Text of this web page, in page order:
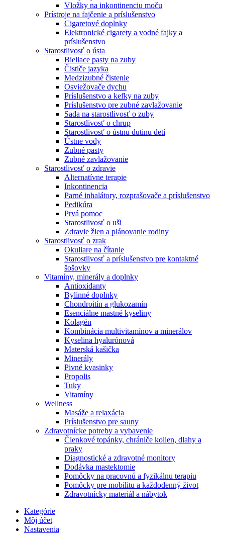
Vložky na inkontinenciu moču
Prístroje na fajčenie a príslušenstvo
Cigaretové doplnky
Elektronické cigarety a vodné fajky a
príslušenstvo
Starostlivosť o ústa
Bieliace pasty na zuby
Čističe jazyka
Medzizubné čistenie
Osviežovače dychu
Príslušenstvo a kefky na zuby
Príslušenstvo pre zubné zavlažovanie
Sada na starostlivosť o zuby
Starostlivosť o chrup
Starostlivosť o ústnu dutinu detí
Ústne vody
Zubné pasty
Zubné zavlažovanie
Starostlivosť o zdravie
Alternatívne terapie
Inkontinencia
Parné inhalátory, rozprašovače a príslušenstvo
Pedikúra
Prvá pomoc
Starostlivosť o uši
Zdravie žien a plánovanie rodiny
Starostlivosť o zrak
Okuliare na čítanie
Starostlivosť a príslušenstvo pre kontaktné
šošovky
Vitamíny, minerály a doplnky
Antioxidanty
Bylinné doplnky
Chondroitín a glukozamín
Esenciálne mastné kyseliny
Kolagén
Kombinácia multivitamínov a minerálov
Kyselina hyalurónová
Materská kašička
Minerály
Pivné kvasinky
Propolis
Tuky
Vitamíny
Wellness
Masáže a relaxácia
Príslušenstvo pre sauny
Zdravotnícke potreby a vybavenie
Členkové topánky, chrániče kolien, dlahy a
praky
Diagnostické a zdravotné monitory
Dodávka mastektomie
Pomôcky na pracovnú a fyzikálnu terapiu
Pomôcky pre mobilitu a každodenný život
Zdravotnícky materiál a nábytok
Kategórie
Môj účet
Nastavenia